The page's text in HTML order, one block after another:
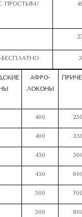
ПРОСТЫМ/
БЕСПЛАТНО
АФРО-
ЛОКОНЫ
400
400
450
450
500
500